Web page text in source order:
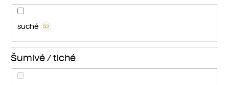
suché 52
Šumivé / tiché